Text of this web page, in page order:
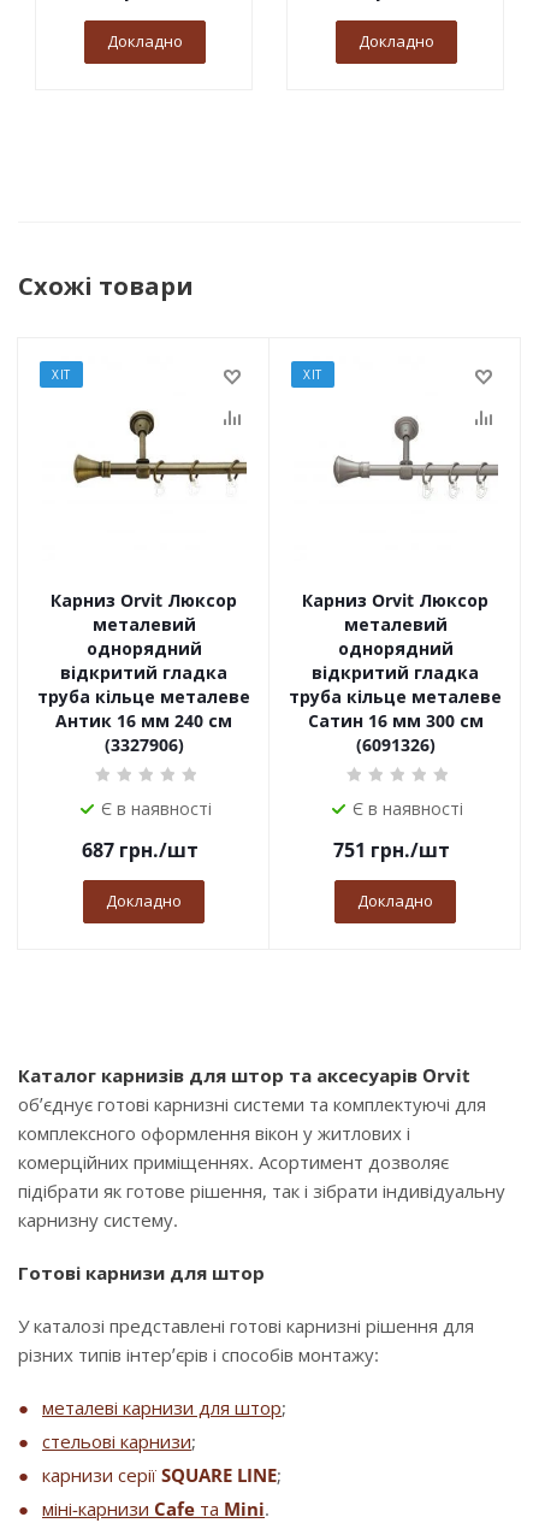
Докладно Докладно
Схожі товари
ХІТ
Карниз Orvit Люксор
металевий
однорядний
відкритий гладка
труба кільце металеве
Антик 16 мм 240 см
(3327906)
Є в наявності
687грн./шт
Докладно
ХІТ
Карниз Orvit Люксор
металевий
однорядний
відкритий гладка
труба кільце металеве
Сатин 16 мм 300 см
(6091326)
Є в наявності
751 грн./шт
Докладно
Каталог карнизів для штор та аксесуарів Orvit
об’єднує готові карнизні системи та комплектуючі для
комплексного оформлення вікон у житлових і
комерційних приміщеннях. Асортимент дозволяє
підібрати як готове рішення, так і зібрати індивідуальну
карнизну систему.
Готові карнизи для штор
У каталозі представлені готові карнизні рішення для
різних типів інтер’єрів і способів монтажу:
металеві карнизи для штор;
стельові карнизи;
карнизи серії SQUARE LINE;
міні-карнизи Cafe та Mini.